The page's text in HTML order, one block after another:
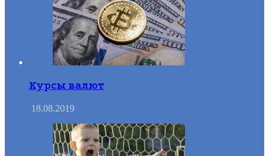
Курсы валют
18.08.2019